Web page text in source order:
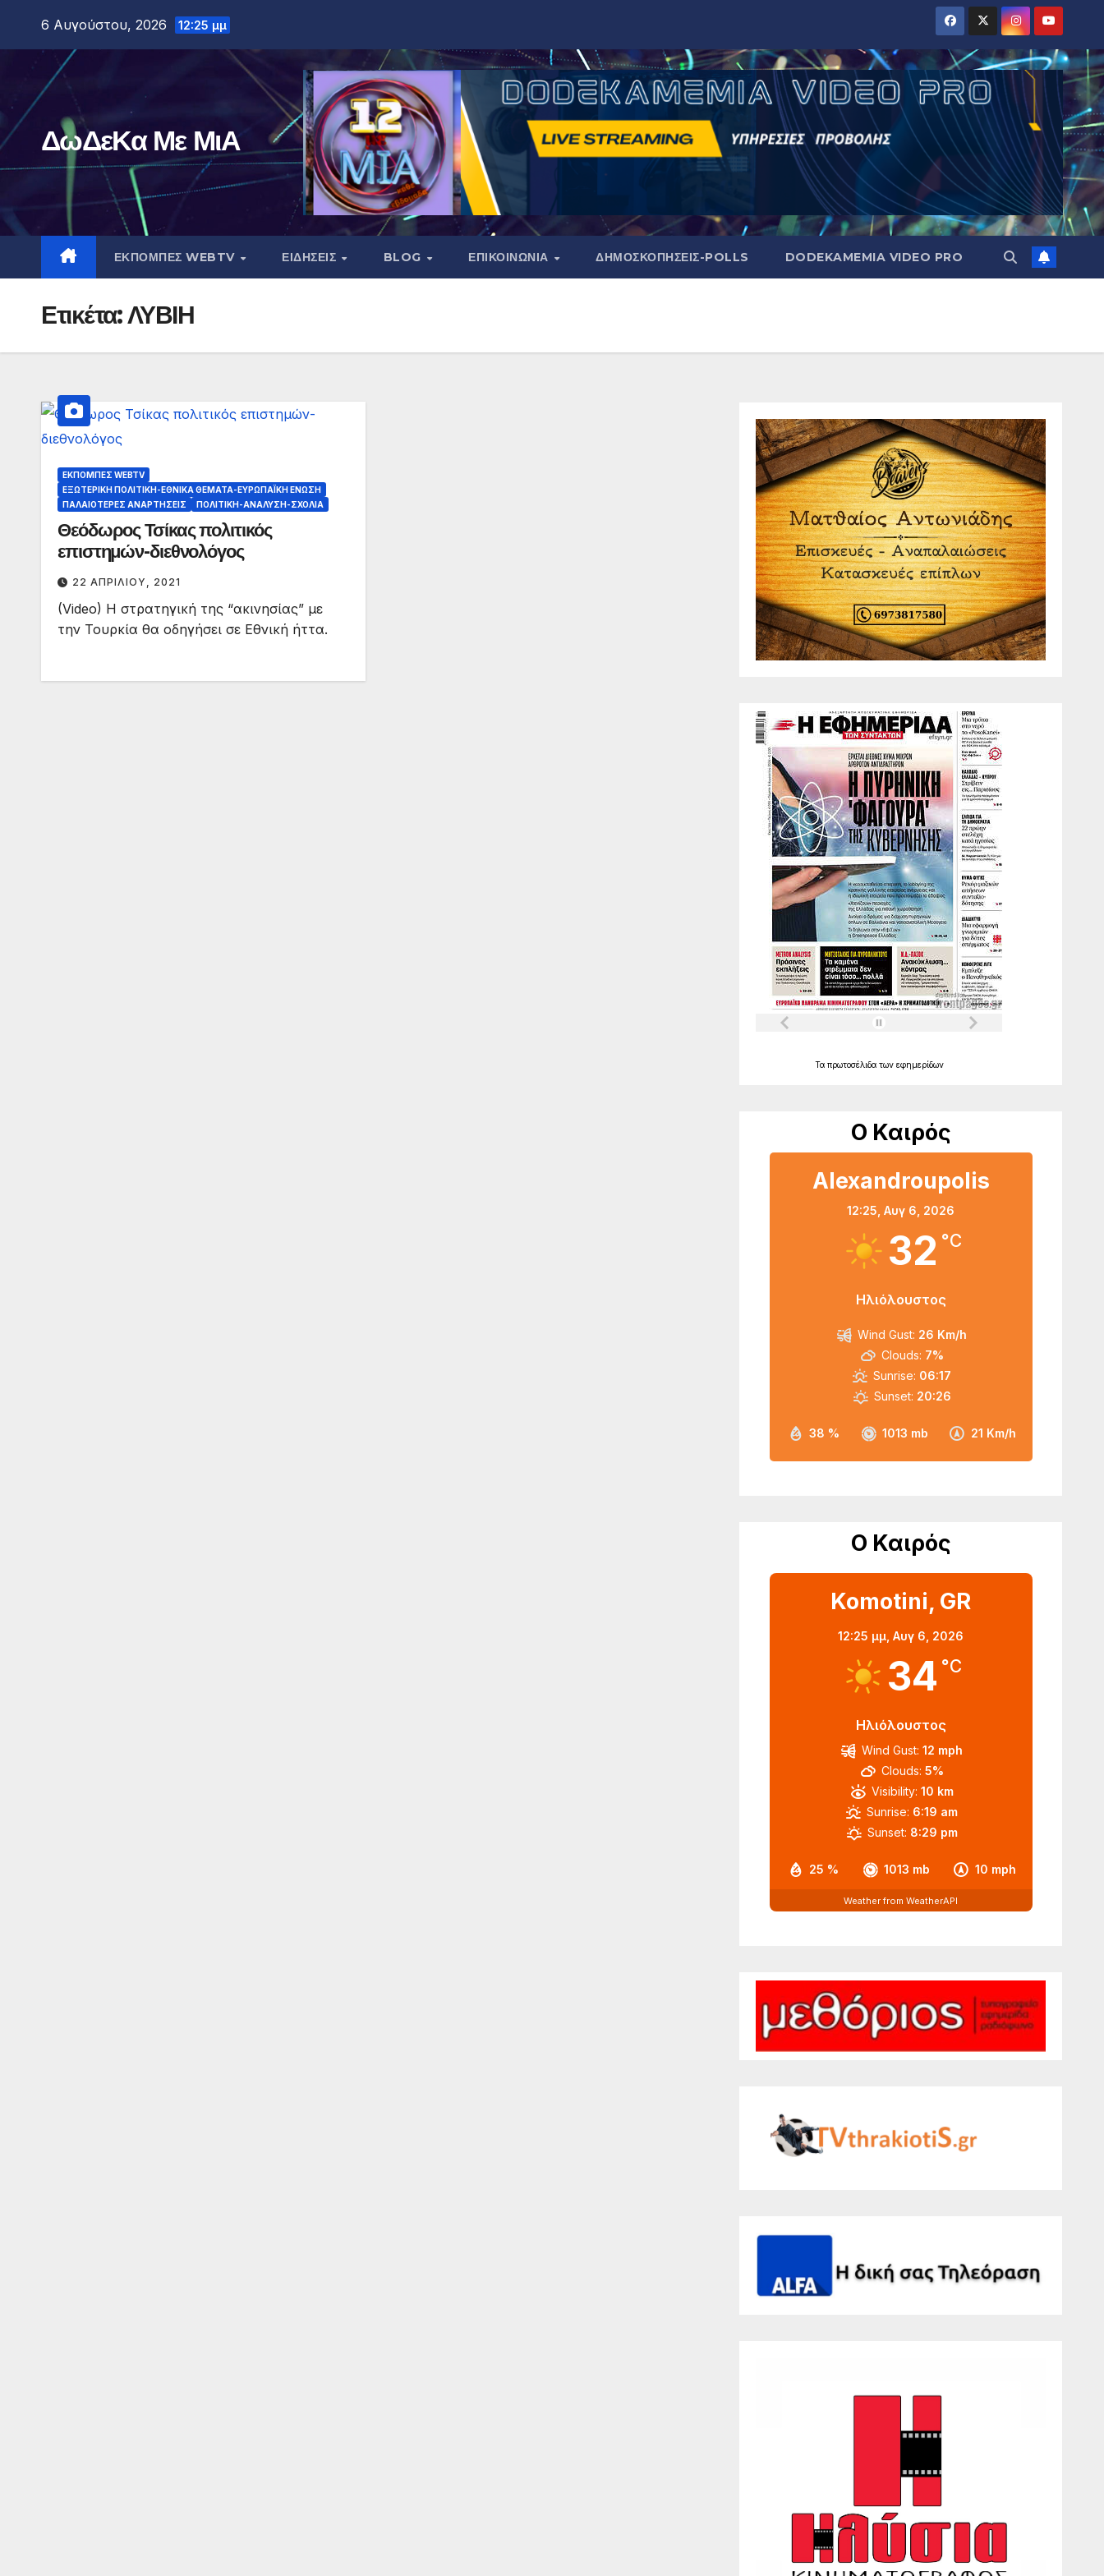
περιεχόμενο
6 Αυγούστου, 2026 12:25 μμ
ΔωΔεΚα Με ΜιΑ
ΕΚΠΟΜΠΕΣ WEBTV ΕΙΔΗΣΕΙΣ BLOG ΕΠΙΚΟΙΝΩΝΙΑ ΔΗΜΟΣΚΟΠΉΣΕΙΣ-POLLS DODEKAMEMIA VIDEO PRO
Ετικέτα:ΛΥΒΙΗ
ΕΚΠΟΜΠΈΣ WEBTV
ΕΞΩΤΕΡΙΚΉ ΠΟΛΙΤΙΚΉ-ΕΘΝΙΚΆ ΘΈΜΑΤΑ-ΕΥΡΩΠΑΪΚΉ ΈΝΩΣΗ
ΠΑΛΑΙΟΤΕΡΕΣ ΑΝΑΡΤΗΣΕΙΣ
ΠΟΛΙΤΙΚΉ-ΑΝΆΛΥΣΗ-ΣΧΌΛΙΑ
Θεόδωρος Τσίκας πολιτικός
επιστημών-διεθνολόγος
22 ΑΠΡΙΛΊΟΥ, 2021
(Video) Η στρατηγική της “ακινησίας” με
την Τουρκία θα οδηγήσει σε Εθνική ήττα.
Τα πρωτοσέλιδα των εφημερίδων
Ο Καιρός
Alexandroupolis
12:25,Αυγ 6, 2026
32 °C
Ηλιόλουστος
38 % 1013 mb 21 Km/h
Wind Gust: 26 Km/h
Clouds: 7%
Sunrise: 06:17
Sunset: 20:26
Ο Καιρός
Komotini, GR
12:25 μμ,Αυγ 6, 2026
34 °C
Ηλιόλουστος
25 % 1013 mb 10 mph
Wind Gust: 12 mph
Clouds: 5%
Visibility: 10 km
Sunrise: 6:19 am
Sunset: 8:29 pm
Weather from WeatherAPI